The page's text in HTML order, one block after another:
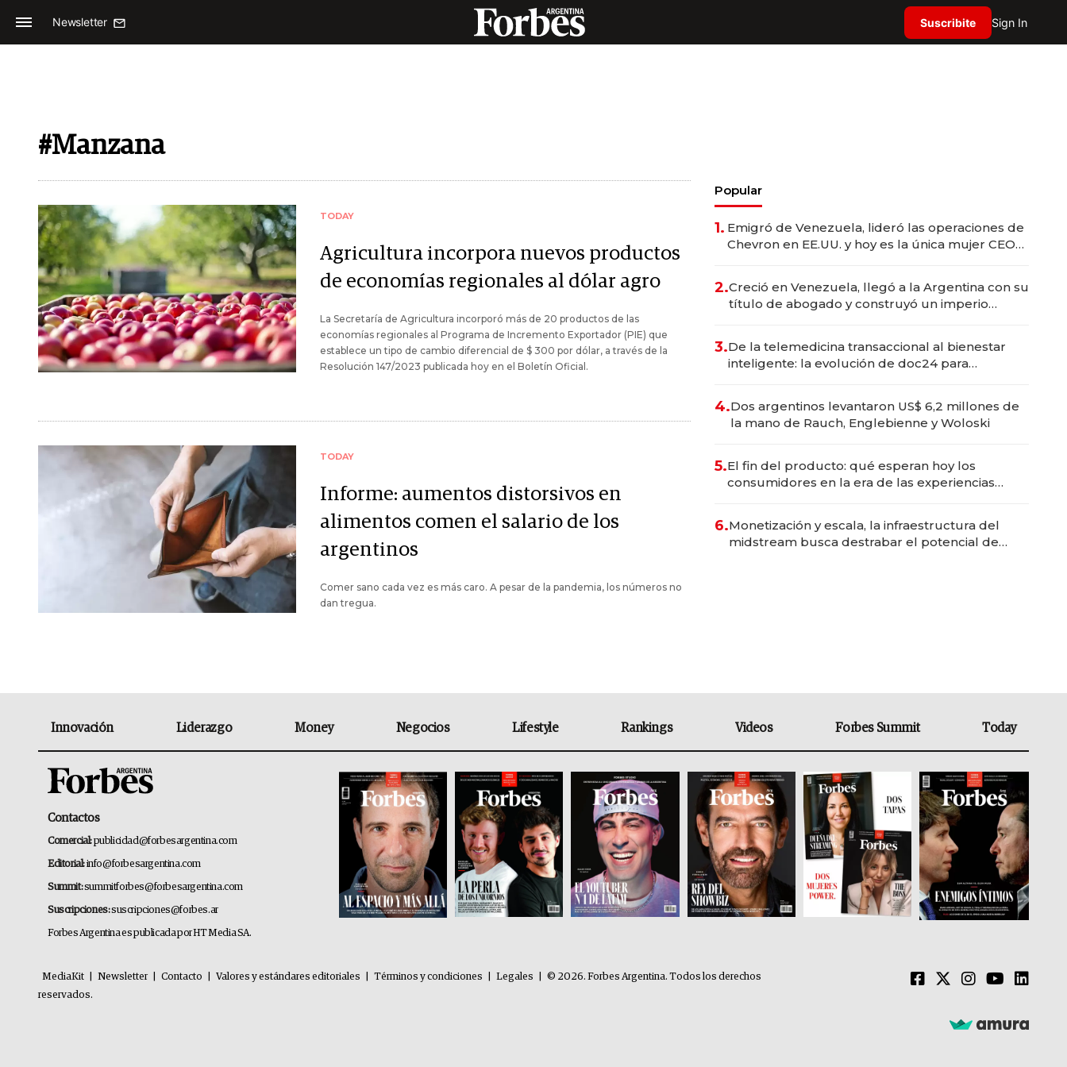
Newsletter Suscribite Sign In
#Manzana
TODAY
Agricultura incorpora nuevos productos
de economías regionales al dólar agro
La Secretaría de Agricultura incorporó más de 20 productos de las
economías regionales al Programa de Incremento Exportador (PIE) que
establece un tipo de cambio diferencial de $ 300 por dólar, a través de la
Resolución 147/2023 publicada hoy en el Boletín Oficial.
TODAY
Informe: aumentos distorsivos en
alimentos comen el salario de los
argentinos
Comer sano cada vez es más caro. A pesar de la pandemia, los números no
dan tregua.
Popular
1. Emigró de Venezuela, lideró las operaciones de
Chevron en EE.UU. y hoy es la única mujer CEO
2.Creció en Venezuela, llegó a la Argentina con su
título de abogado y construyó un imperio
3.De la telemedicina transaccional al bienestar
inteligente: la evolución de doc24 para
4.Dos argentinos levantaron US$ 6,2 millones de
la mano de Rauch, Englebienne y Woloski
5.El fin del producto: qué esperan hoy los
consumidores en la era de las experiencias
6.Monetización y escala, la infraestructura del
midstream busca destrabar el potencial de
Innovación Liderazgo Money Negocios Lifestyle Rankings Videos Forbes Summit Today
Contactos
Comercial:publicidad@forbesargentina.com
Editorial:info@forbesargentina.com
Summit:summitforbes@forbesargentina.com
Suscripciones:suscripciones@forbes.ar
Forbes Argentina es publicada por HT Media SA.
MediaKit Newsletter Contacto Valores y estándares editoriales Términos y condiciones Legales
© 2026. Forbes Argentina. Todos los derechos
reservados.